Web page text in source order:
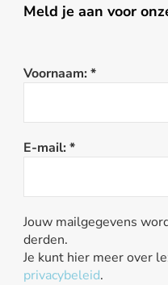
Meld je aan voor
Voornaam: *
E-mail: *
Jouw mailgegevens
derden.
Je kunt hier meer over
privacybeleid.